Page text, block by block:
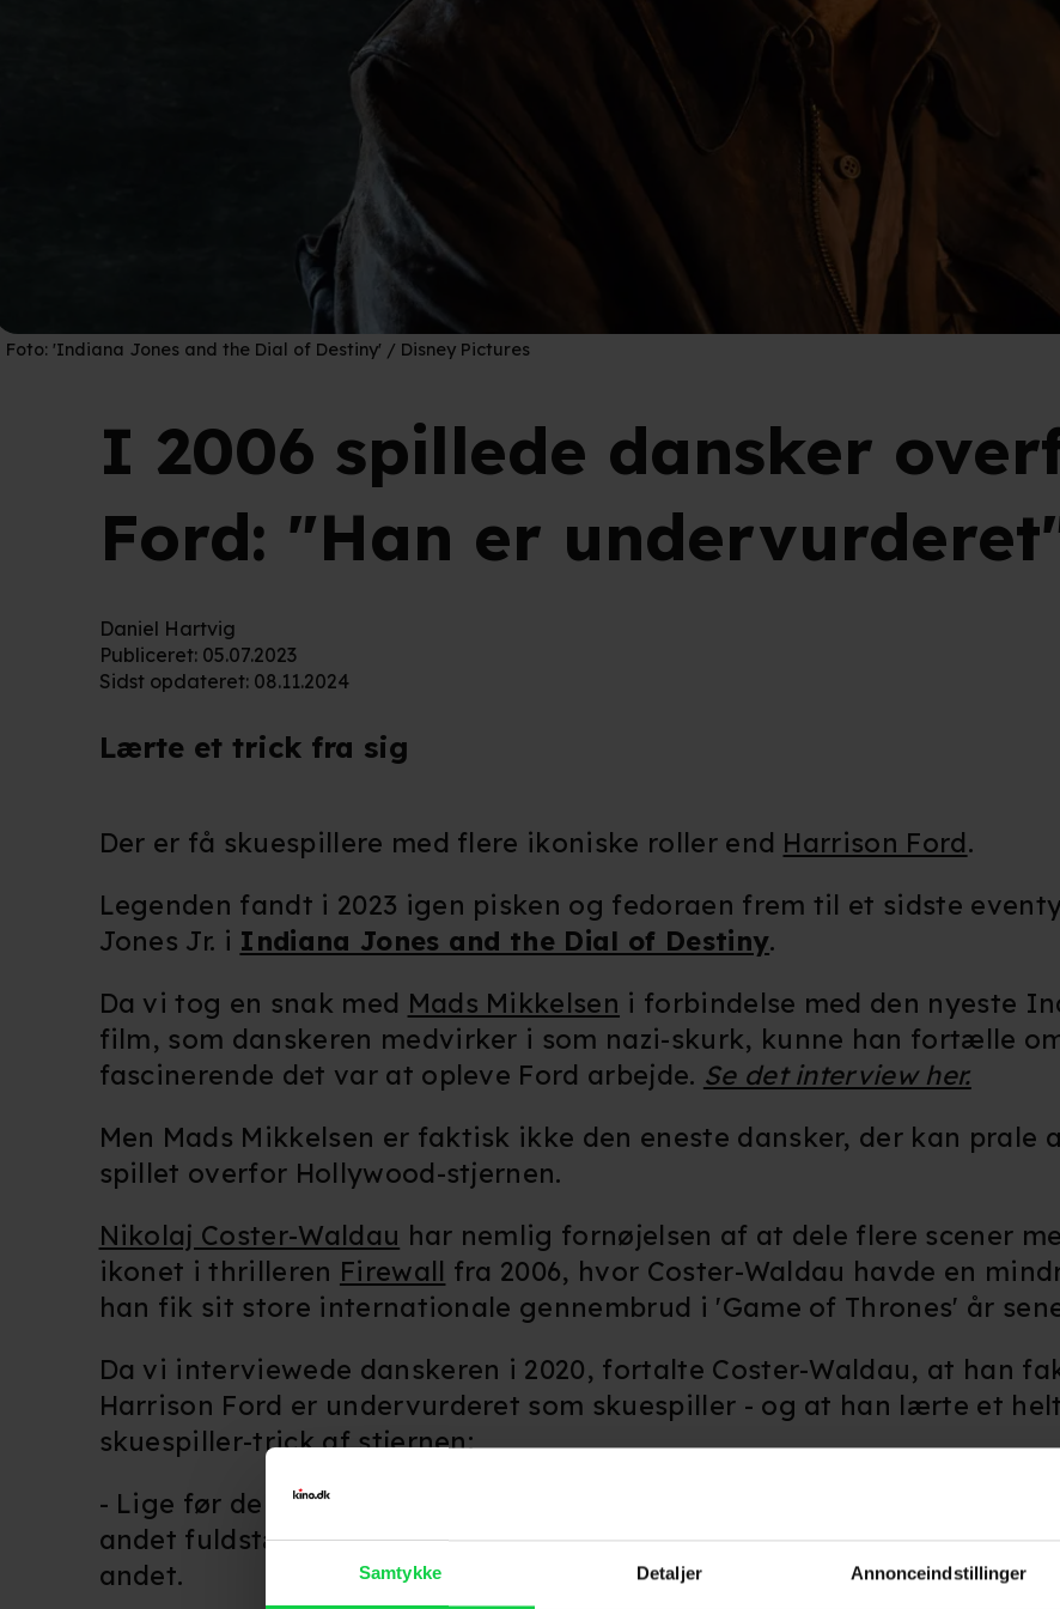
Samtykke Detaljer Annonceindstillinger
Foto: 'Indiana Jones and the Dial of Destiny' / Disney Pictures
I 2006 spillede dansker
Ford: "Han er
Daniel Hartvig
Publiceret: 05.07.2023
Sidst opdateret: 08.11.2024
Lærte et trick fra sig
Der er få skuespillere med flere ikoniske roller end Harrison Ford.
Legenden fandt i 2023 igen pisken og fedoraen frem til et sidste
Jones Jr. i Indiana Jones and the Dial of Destiny.
Da vi tog en snak med Mads Mikkelsen i forbindelse med den nyeste
film, som danskeren medvirker i som nazi-skurk, kunne han fortælle
fascinerende det var at opleve Ford arbejde. Se det interview her.
Men Mads Mikkelsen er faktisk ikke den eneste dansker, der kan prale
spillet overfor Hollywood-stjernen.
Nikolaj Coster-Waldau har nemlig fornøjelsen af at dele flere scener
ikonet i thrilleren Firewall fra 2006, hvor Coster-Waldau havde en
han fik sit store internationale gennembrud i 'Game of Thrones' år
Da vi interviewede danskeren i 2020, fortalte Coster-Waldau, at han
Harrison Ford er undervurderet som skuespiller - og at han lærte et
skuespiller-trick af stjernen:
- Lige før de siger: "Lyd! Kamera! Så kører vi!", så begyndte han altid
andet fuldstændig underligt ... at pille ved et eller andet eller læse et
andet.